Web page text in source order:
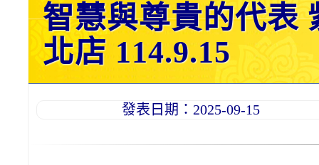
智慧與尊貴的代表
北店 114.9.15
發表日期：2025-09-15